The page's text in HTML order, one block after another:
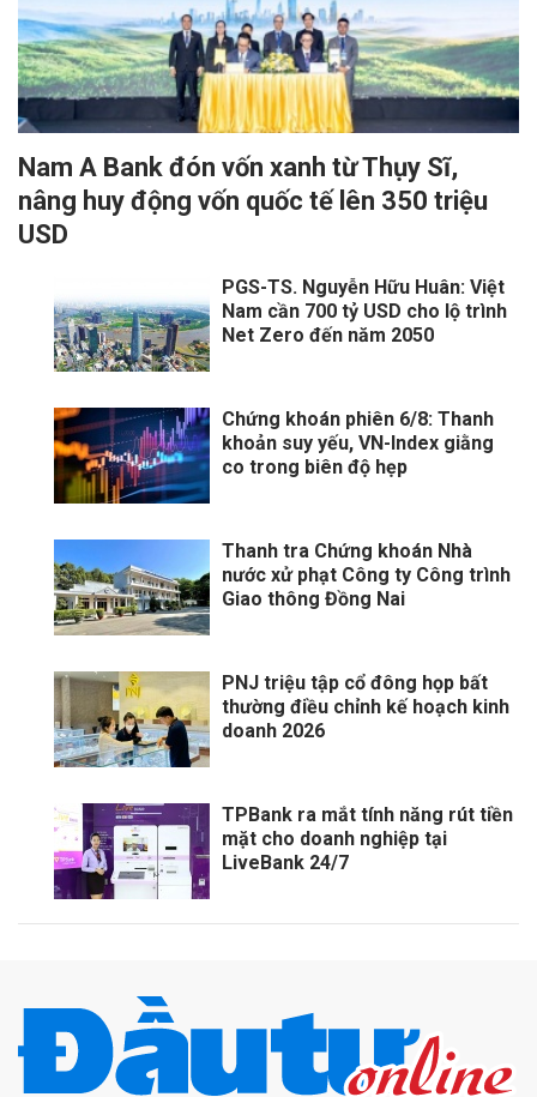
Nam A Bank đón vốn xanh từ Thụy Sĩ,
nâng huy động vốn quốc tế lên 350 triệu
USD
PGS-TS. Nguyễn Hữu Huân: Việt
Nam cần 700 tỷ USD cho lộ trình
Net Zero đến năm 2050
Chứng khoán phiên 6/8: Thanh
khoản suy yếu, VN-Index giằng
co trong biên độ hẹp
Thanh tra Chứng khoán Nhà
nước xử phạt Công ty Công trình
Giao thông Đồng Nai
PNJ triệu tập cổ đông họp bất
thường điều chỉnh kế hoạch kinh
doanh 2026
TPBank ra mắt tính năng rút tiền
mặt cho doanh nghiệp tại
LiveBank 24/7